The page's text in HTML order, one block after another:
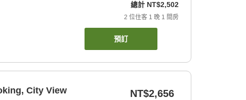
總計 NT$2,502
2 位住客 1 晚 1 間房
預訂
City View NT$2,656